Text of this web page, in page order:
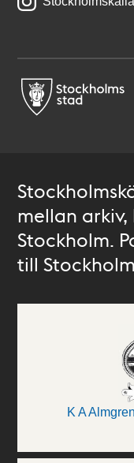
mellan
Stockholm.
till
K A